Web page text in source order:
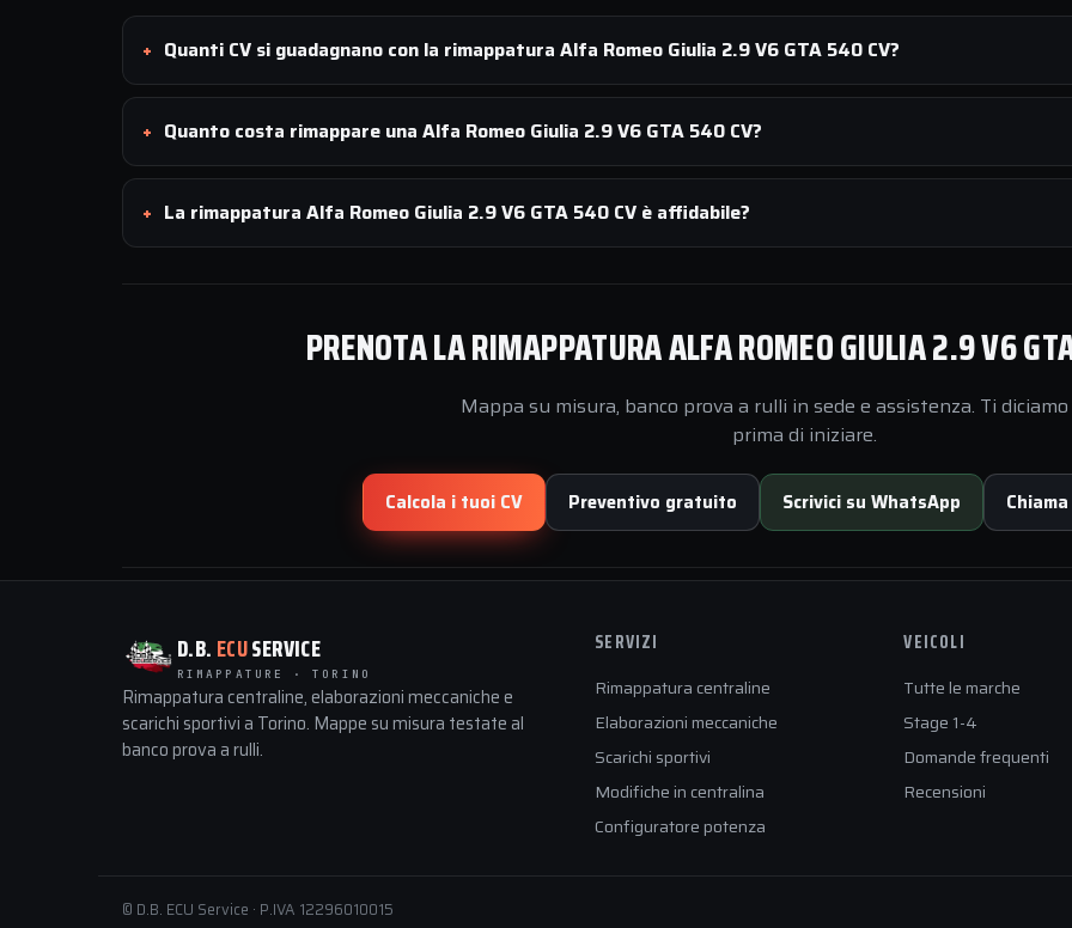
Quanti CV si guadagnano con la rimappatura Alfa Romeo Giulia 2.9 V6 GTA 540 CV?
Quanto costa rimappare una Alfa Romeo Giulia 2.9 V6 GTA 540 CV?
La rimappatura Alfa Romeo Giulia 2.9 V6 GTA 540 CV è affidabile?
PRENOTA LA RIMAPPATURA ALFA ROMEO GIULIA 2.9 V6
Mappa su misura, banco prova a rulli in sede e assistenza. Ti
prima di iniziare.
Calcola i tuoi CV Preventivo gratuito Scrivici su WhatsApp
D.B. ECUSERVICE
RIMAPPATURE · TORINO
Rimappatura centraline, elaborazioni meccaniche e
scarichi sportivi a Torino. Mappe su misura testate al
banco prova a rulli.
SERVIZI
Rimappatura centraline
Elaborazioni meccaniche
Scarichi sportivi
Modifiche in centralina
Configuratore potenza
VEICOLI
Tutte le marche
Stage 1-4
Domande frequenti
Recensioni
© D.B. ECU Service · P.IVA 12296010015